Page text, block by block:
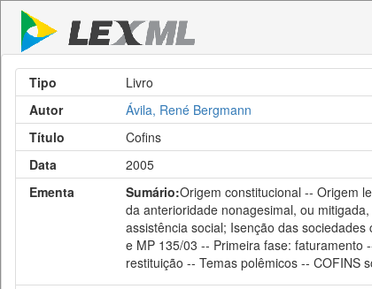
Tipo
Livro
Autor
Ávila, René Bergmann
Título
Cofins
Data
2005
Ementa
Sumário:Origem constitucional -- Origem
da anterioridade nonagesimal, ou
assistência social; Isenção das
e MP 135/03 -- Primeira fase: faturamento
restituição -- Temas polêmicos -- COFINS